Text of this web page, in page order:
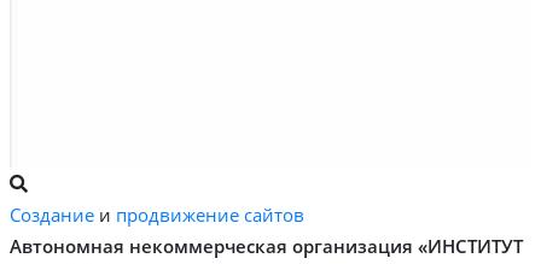
Создание и продвижение сайтов
Автономная некоммерческая организация «ИНСТИТУТ